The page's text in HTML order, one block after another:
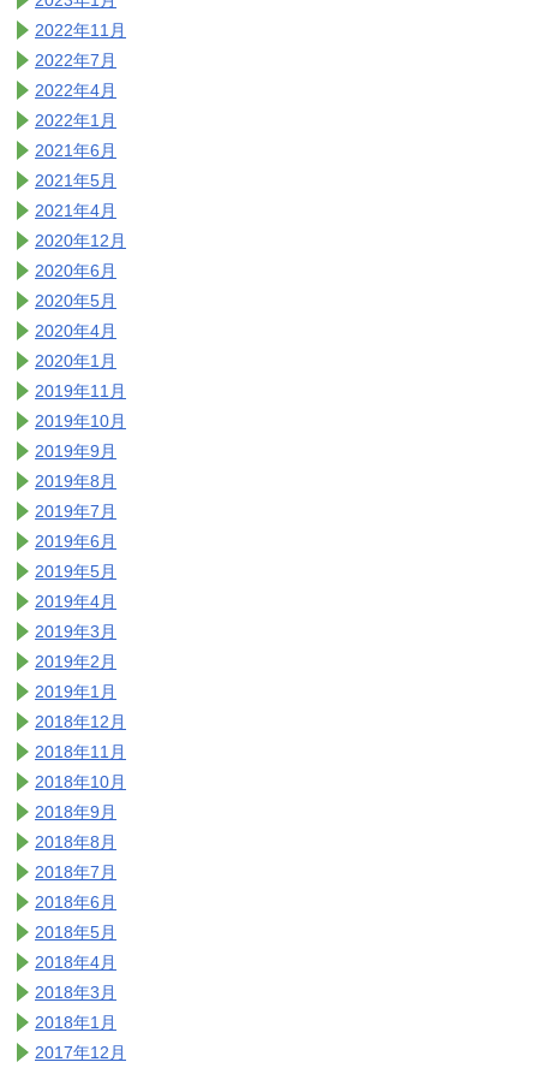
2022年11月
2022年7月
2022年4月
2022年1月
2021年6月
2021年5月
2021年4月
2020年12月
2020年6月
2020年5月
2020年4月
2020年1月
2019年11月
2019年10月
2019年9月
2019年8月
2019年7月
2019年6月
2019年5月
2019年4月
2019年3月
2019年2月
2019年1月
2018年12月
2018年11月
2018年10月
2018年9月
2018年8月
2018年7月
2018年6月
2018年5月
2018年4月
2018年3月
2018年1月
2017年12月